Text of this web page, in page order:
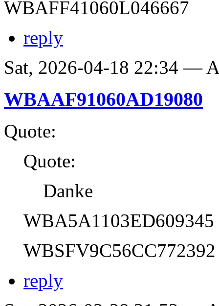
WBAFF41060L046667
reply
Sat, 2026-04-18 22:34 —
WBAAF91060AD19080
Quote:
Quote:
Danke
WBA5A1103ED609345
WBSFV9C56CC772392
reply